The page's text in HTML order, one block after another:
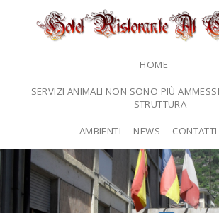
HOME
SERVIZI ANIMALI NON SONO PIÙ
STRUTTURA
AMBIENTI NEWS CONTATTI